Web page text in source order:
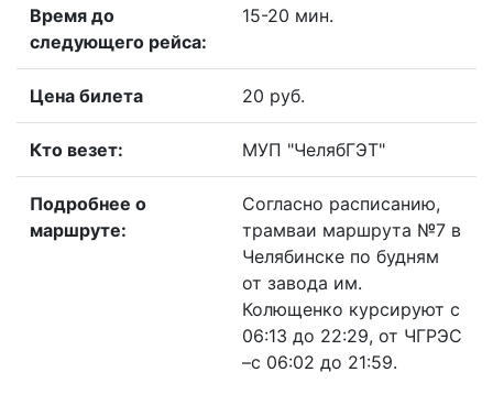
Время до
следующего рейса:
15-20 мин.
Цена билета 20 руб.
Кто везет: МУП "ЧелябГЭТ"
Подробнее о
маршруте:
Согласно расписанию,
трамваи маршрута №7 в
Челябинске по будням
от завода им.
Колющенко курсируют с
06:13 до 22:29, от ЧГРЭС
–с 06:02 до 21:59.